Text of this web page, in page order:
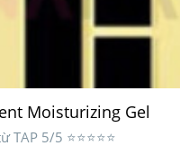
Moisturizing Gel
5/5 ⭐⭐⭐⭐⭐